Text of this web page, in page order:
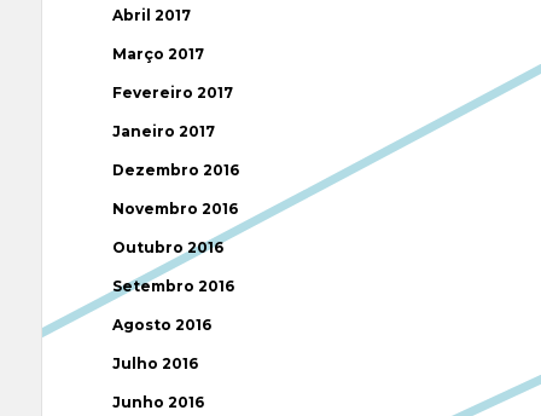
Abril 2017
Março 2017
Fevereiro 2017
Janeiro 2017
Dezembro 2016
Novembro 2016
Outubro 2016
Setembro 2016
Agosto 2016
Julho 2016
Junho 2016